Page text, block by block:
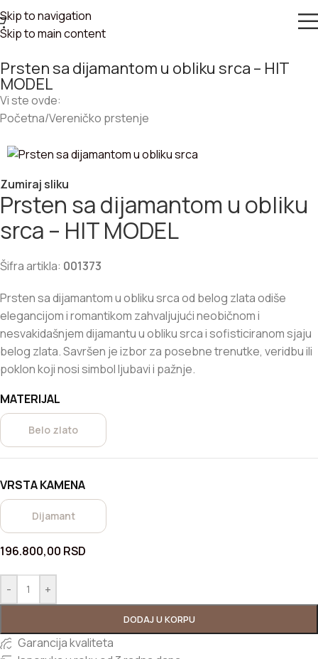
Skip to navigation
Skip to main content
Prsten sa dijamantom u obliku srca – HIT
MODEL
Vi ste ovde:
Početna/Vereničko prstenje
Zumiraj sliku
Prsten sa dijamantom u obliku
srca – HIT MODEL
Šifra artikla: 001373
Prsten sa dijamantom u obliku srca od belog zlata odiše
elegancijom i romantikom zahvaljujući neobičnom i
nesvakidašnjem dijamantu u obliku srca i sofisticiranom sjaju
belog zlata. Savršen je izbor za posebne trenutke, veridbu ili
poklon koji nosi simbol ljubavi i pažnje.
MATERIJAL
Belo zlato
VRSTA KAMENA
Dijamant
196.800,00 RSD
- +
DODAJ U KORPU
Garancija kvaliteta